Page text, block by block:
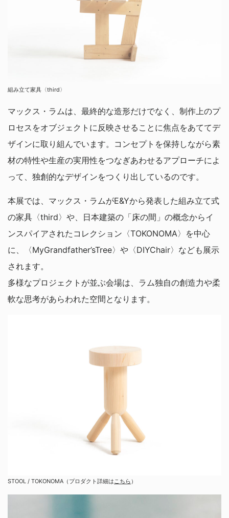
組み立て家具〈third〉
マックス・ラムは、最終的な造形だけでなく、制作上のプ
ロセスをオブジェクトに反映させることに焦点をあててデ
ザインに取り組んでいます。コンセプトを保持しながら素
材の特性や生産の実用性をつなぎあわせるアプローチによ
って、独創的なデザインをつくり出しているのです。
本展では、マックス・ラムがE&Yから発表した組み立て式
の家具〈third〉や、日本建築の「床の間」の概念からイ
ンスパイアされたコレクション〈TOKONOMA〉を中心
に、〈MyGrandfather’sTree〉や〈DIYChair〉なども展示
されます。
多様なプロジェクトが並ぶ会場は、ラム独自の創造力や柔
軟な思考があらわれた空間となります。
STOOL / TOKONOMA（プロダクト詳細はこちら ）